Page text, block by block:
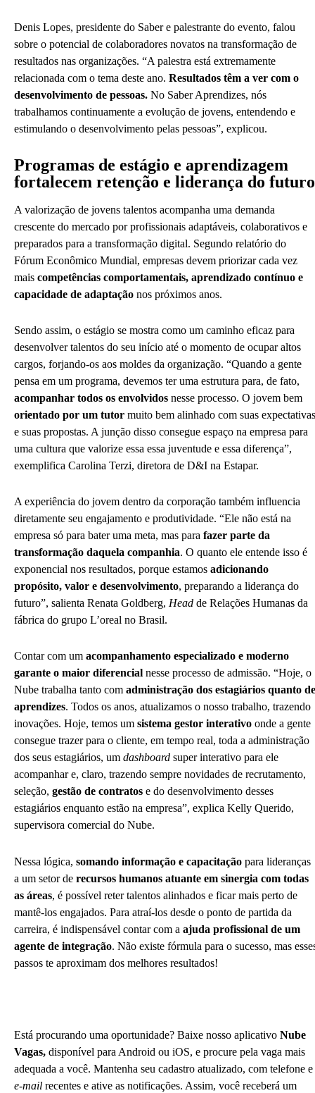
Denis Lopes, presidente do Saber e palestrante do evento, falou
sobre o potencial de colaboradores novatos na transformação de
resultados nas organizações. “A palestra está extremamente
relacionada com o tema deste ano. Resultados têm a ver com o
desenvolvimento de pessoas. No Saber Aprendizes, nós
trabalhamos continuamente a evolução de jovens, entendendo e
estimulando o desenvolvimento pelas pessoas”, explicou.
Programas de estágio e aprendizagem
fortalecem retenção e liderança do futuro
A valorização de jovens talentos acompanha uma demanda
crescente do mercado por profissionais adaptáveis, colaborativos e
preparados para a transformação digital. Segundo relatório do
Fórum Econômico Mundial, empresas devem priorizar cada vez
mais competências comportamentais, aprendizado contínuo e
capacidade de adaptação nos próximos anos.
Sendo assim, o estágio se mostra como um caminho eficaz para
desenvolver talentos do seu início até o momento de ocupar altos
cargos, forjando-os aos moldes da organização. “Quando a gente
pensa em um programa, devemos ter uma estrutura para, de fato,
acompanhar todos os envolvidos nesse processo. O jovem bem
orientado por um tutor muito bem alinhado com suas expectativas
e suas propostas. A junção disso consegue espaço na empresa para
uma cultura que valorize essa essa juventude e essa diferença”,
exemplifica Carolina Terzi, diretora de D&I na Estapar.
A experiência do jovem dentro da corporação também influencia
diretamente seu engajamento e produtividade. “Ele não está na
empresa só para bater uma meta, mas para fazer parte da
transformação daquela companhia. O quanto ele entende isso é
exponencial nos resultados, porque estamos adicionando
propósito, valor e desenvolvimento, preparando a liderança do
futuro”, salienta Renata Goldberg, Head de Relações Humanas da
fábrica do grupo L’oreal no Brasil.
Contar com um acompanhamento especializado e moderno
garante o maior diferencial nesse processo de admissão. “Hoje, o
Nube trabalha tanto com administração dos estagiários quanto de
aprendizes. Todos os anos, atualizamos o nosso trabalho, trazendo
inovações. Hoje, temos um sistema gestor interativo onde a gente
consegue trazer para o cliente, em tempo real, toda a administração
dos seus estagiários, um dashboard super interativo para ele
acompanhar e, claro, trazendo sempre novidades de recrutamento,
seleção, gestão de contratos e do desenvolvimento desses
estagiários enquanto estão na empresa”, explica Kelly Querido,
supervisora comercial do Nube.
Nessa lógica, somando informação e capacitação para lideranças
a um setor de recursos humanos atuante em sinergia com todas
as áreas, é possível reter talentos alinhados e ficar mais perto de
mantê-los engajados. Para atraí-los desde o ponto de partida da
carreira, é indispensável contar com a ajuda profissional de um
agente de integração. Não existe fórmula para o sucesso, mas
passos te aproximam dos melhores resultados!
Está procurando uma oportunidade? Baixe nosso aplicativo Nube
Vagas, disponível para Android ou iOS, e procure pela vaga mais
adequada a você. Mantenha seu cadastro atualizado, com telefone e
e-mail recentes e ative as notificações. Assim, você receberá um